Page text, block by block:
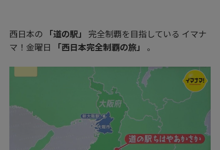
西日本の 「道の駅」
完全制覇を目指している イマナ
マ！金曜日
「西日本完全制覇の旅」 。